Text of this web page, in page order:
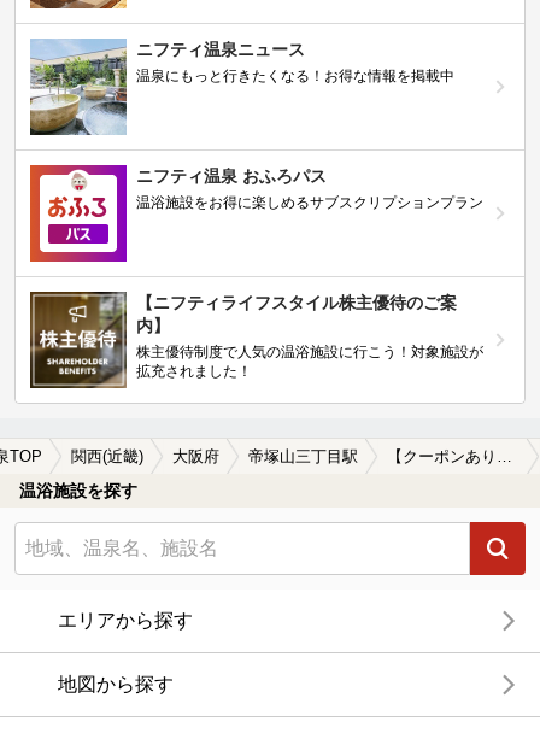
ニフティ温泉ニュース
温泉にもっと行きたくなる！お得な情報を掲載中
ニフティ温泉 おふろパス
温浴施設をお得に楽しめるサブスクリプションプラン
【ニフティライフスタイル株主優待のご案
内】
株主優待制度で人気の温浴施設に行こう！対象施設が
拡充されました！
TOP 関西(近畿) 大阪府 帝塚山三丁目駅 【クーポンあり】朝風呂に入れる帝塚山三丁目駅近くの温泉、日帰り温泉、スーパー銭湯おすすめ
温浴施設を探す
エリアから探す
地図から探す